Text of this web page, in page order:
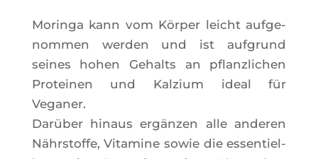
Morin­ga kann vom Kör­per leicht auf­ge­
nom­men wer­den und ist auf­grund
seines hohen Gehalts an pflanz­li­chen
Pro­tei­nen und Kal­zium ideal für
Veganer.
Darü­ber hinaus ergän­zen alle ande­ren
Nährs­toffe, Vita­mine sowie die essen­tiel­